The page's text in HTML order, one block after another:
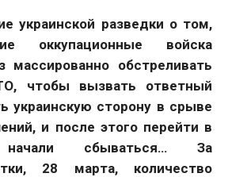
украинской разведки о том,
оккупационные войска
массированно обстреливать
чтобы вызвать ответный
украинскую сторону в срыве
и после этого перейти в
начали сбываться… За
28 марта, количество